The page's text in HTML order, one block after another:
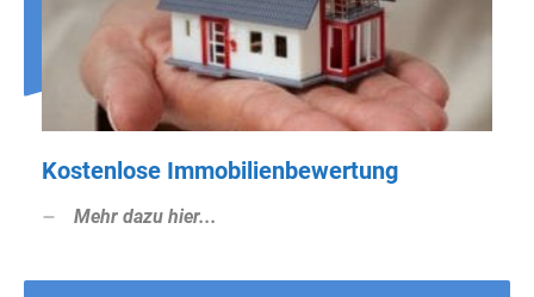
Kostenlose Immobilienbewertung
Mehr dazu hier...